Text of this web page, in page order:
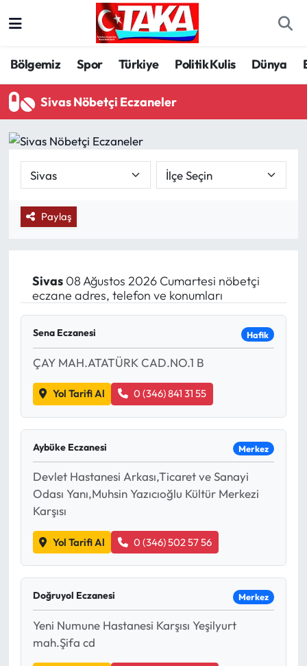
Bölgemiz Spor Türkiye Politik Kulis Dünya
Sivas Nöbetçi Eczaneler
Paylaş
Sivas08 Ağustos 2026 Cumartesi nöbetçi
eczane adres, telefon ve konumları
Sena Eczanesi Hafik
ÇAY MAH.ATATÜRK CAD.NO.1 B
Yol Tarifi Al 0 (346) 841 31 55
Aybüke Eczanesi Merkez
Devlet Hastanesi Arkası,Ticaret ve Sanayi
Odası Yanı,Muhsin Yazıcıoğlu Kültür Merkezi
Karşısı
Yol Tarifi Al 0 (346) 502 57 56
Doğruyol Eczanesi Merkez
Yeni Numune Hastanesi Karşısı Yeşilyurt
mah.Şifa cd
Spor
Türkiye
Politika
Politik Kulis
Magazin
Mektup Galeri
Röportaj
Manşet
Karikatür Galeri
BIK
ASTROLOJİ
Spor Yazıları
Mektup Galeri
Ekonomi
Trabzon Hava Durumu
Trabzon Trafik Yoğunluk Haritası
Tüm Manşetler
Son Dakika Haberleri